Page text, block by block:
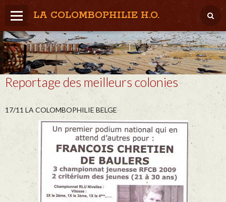
LA COLOMBOPHILIE H.O.
Home
Météo / Het weer
Lâcher / Los
Result. clubs, Provincial, (Inter)National
RFCB / KBDB
Reportage des meilleurs colonies
17/11 LA COLOMBOPHILIE BELGE